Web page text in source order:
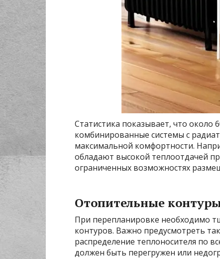
Статистика показывает, что около
комбинированные системы с
максимальной комфортности.
обладают высокой теплоотдачей
ограниченных возможностях
Отопительные
При перепланировке необходимо
контуров. Важно предусмотреть
распределение теплоносителя по
должен быть перегружен или